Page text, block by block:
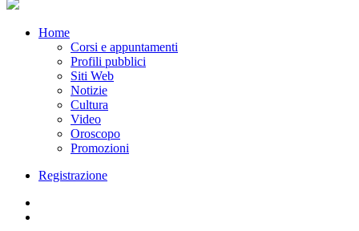
Home
Corsi e appuntamenti
Profili pubblici
Siti Web
Notizie
Cultura
Video
Oroscopo
Promozioni
Registrazione